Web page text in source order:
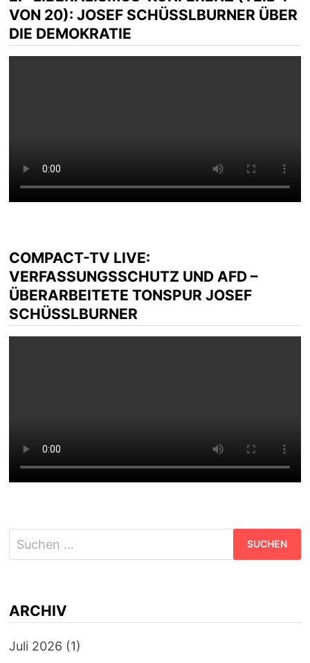
VON 20): JOSEF SCHÜSSLBURNER ÜBER D
IE DEMOKRATIE
COMPACT-TV LIVE:
VERFASSUNGSSCHUTZ UND AFD –
ÜBERARBEITETE TONSPUR JOSEF
SCHÜSSLBURNER
Suchen
nach:
ARCHIV
Juli 2026 (1)